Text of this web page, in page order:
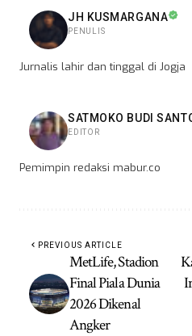
JH KUSMARGANA
PENULIS
Jurnalis lahir dan tinggal di Jogja
SATMOKO BUDI
EDITOR
Pemimpin redaksi mabur.co
PREVIOUS ARTICLE
MetLife, Stadion
Final Piala Dunia
2026 Dikenal
Angker